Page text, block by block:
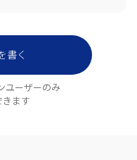
書く
ユーザーのみ
きます